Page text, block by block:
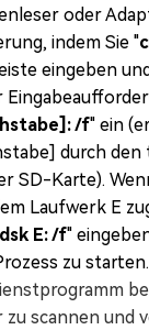
oder
indem Sie "
eingeben
/f" ein
durch den
SD-Karte).
Laufwerk E
E: /f"
zu starten.
zu scannen und